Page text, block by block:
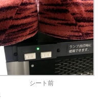
シート前